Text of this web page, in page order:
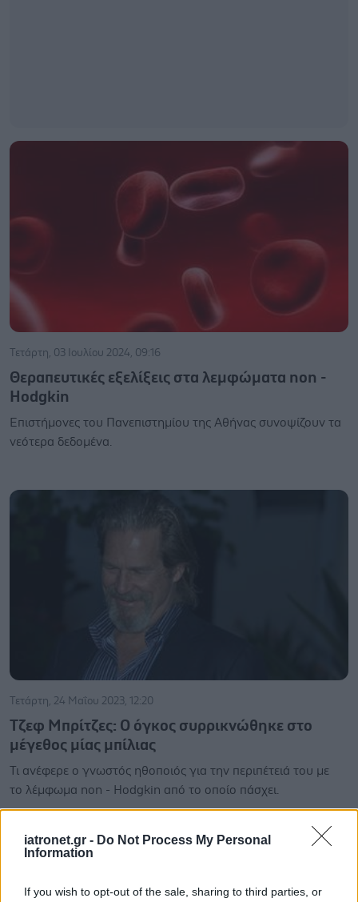
iatronet.gr - Do Not Process My Personal
Information
If you wish to opt-out of the sale, sharing to third parties, or
Τετάρτη, 03 Ιουλίου 2024, 09:16
Θεραπευτικές εξελίξεις στα λεμφώματα non -
Hodgkin
Επιστήμονες του Πανεπιστημίου της Αθήνας συνοψίζουν τα
νεότερα δεδομένα.
Τετάρτη, 24 Μαΐου 2023, 12:20
Τζεφ Μπρίτζες: Ο όγκος συρρικνώθηκε στο
μέγεθος μίας μπίλιας
Τι ανέφερε ο γνωστός ηθοποιός για την περιπέτειά του με
το λέμφωμα non - Hodgkin από το οποίο πάσχει.